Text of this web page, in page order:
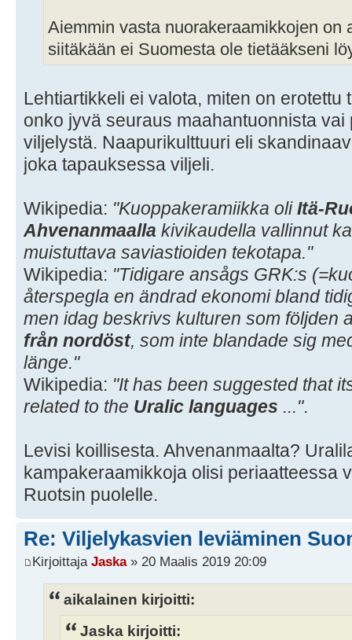
Aiemmin vasta nuorakeraamikkojen on
siitäkään ei Suomesta ole tietääkseni
Lehtiartikkeli ei valota, miten on erotettu
onko jyvä seuraus maahantuonnista
viljelystä. Naapurikulttuuri eli
joka tapauksessa viljeli.
Wikipedia: "Kuoppakeramiikka oliItä-
Ahvenanmaalla kivikaudella vallinnut
muistuttava saviastioiden tekotapa."
Wikipedia: "Tidigare ansågs GRK:s
återspegla en ändrad ekonomi bland
men idag beskrivs kulturen som följden
från nordöst, som inte blandade sig
länge."
Wikipedia: "It has been suggested that
related to the Uralic languages ...".
Levisi koillisesta. Ahvenanmaalta?
kampakeraamikkoja olisi periaatteessa
Ruotsin puolelle.
Re: Viljelykasvien leviäminen
Kirjoittaja Jaska» 20 Maalis 2019 20:09
aikalainen kirjoitti:
Jaska kirjoitti: